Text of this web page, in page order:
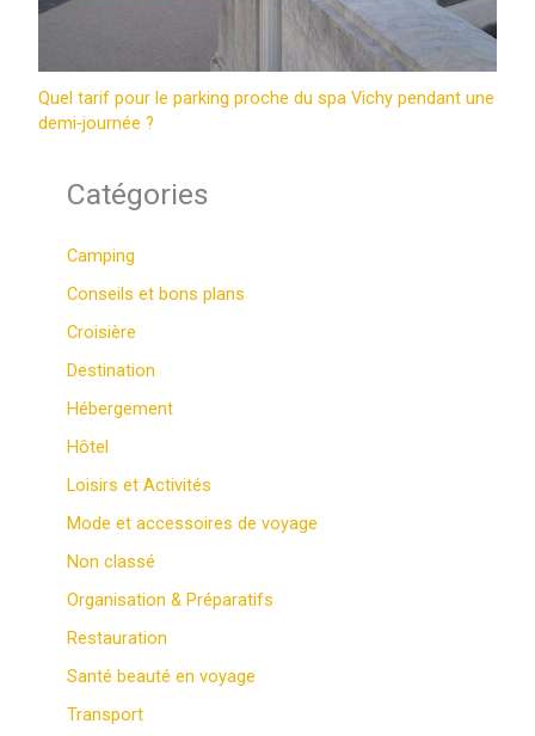
Quel tarif pour le parking proche du spa Vichy pendant une
demi‑journée ?
Catégories
Camping
Conseils et bons plans
Croisière
Destination
Hébergement
Hôtel
Loisirs et Activités
Mode et accessoires de voyage
Non classé
Organisation & Préparatifs
Restauration
Santé beauté en voyage
Transport